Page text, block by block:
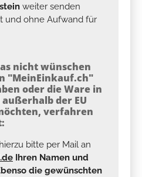
weiter senden
und ohne Aufwand für
nicht wünschen
"MeinEinkauf.ch"
oder die Ware in
der EU
verfahren
bitte per Mail an
Ihren Namen und
die gewünschten